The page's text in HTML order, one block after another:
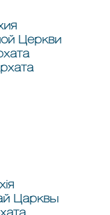
Церкви
Царквы